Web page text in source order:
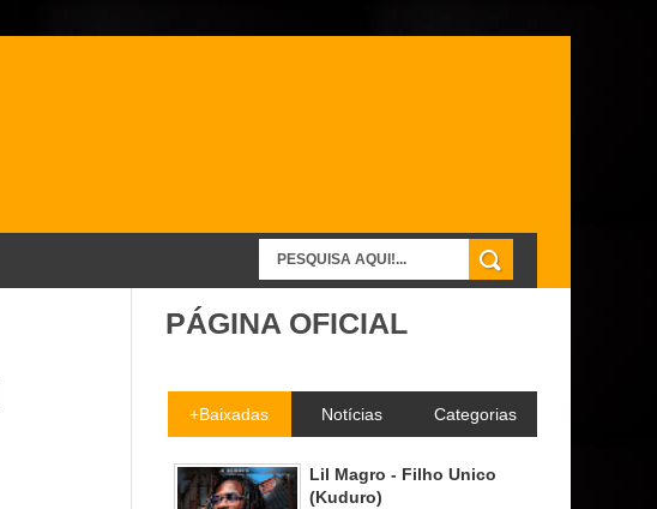
PÁGINA OFICIAL
+Baixadas Notícias Categorias
Lil Magro - Filho Unico
(Kuduro)